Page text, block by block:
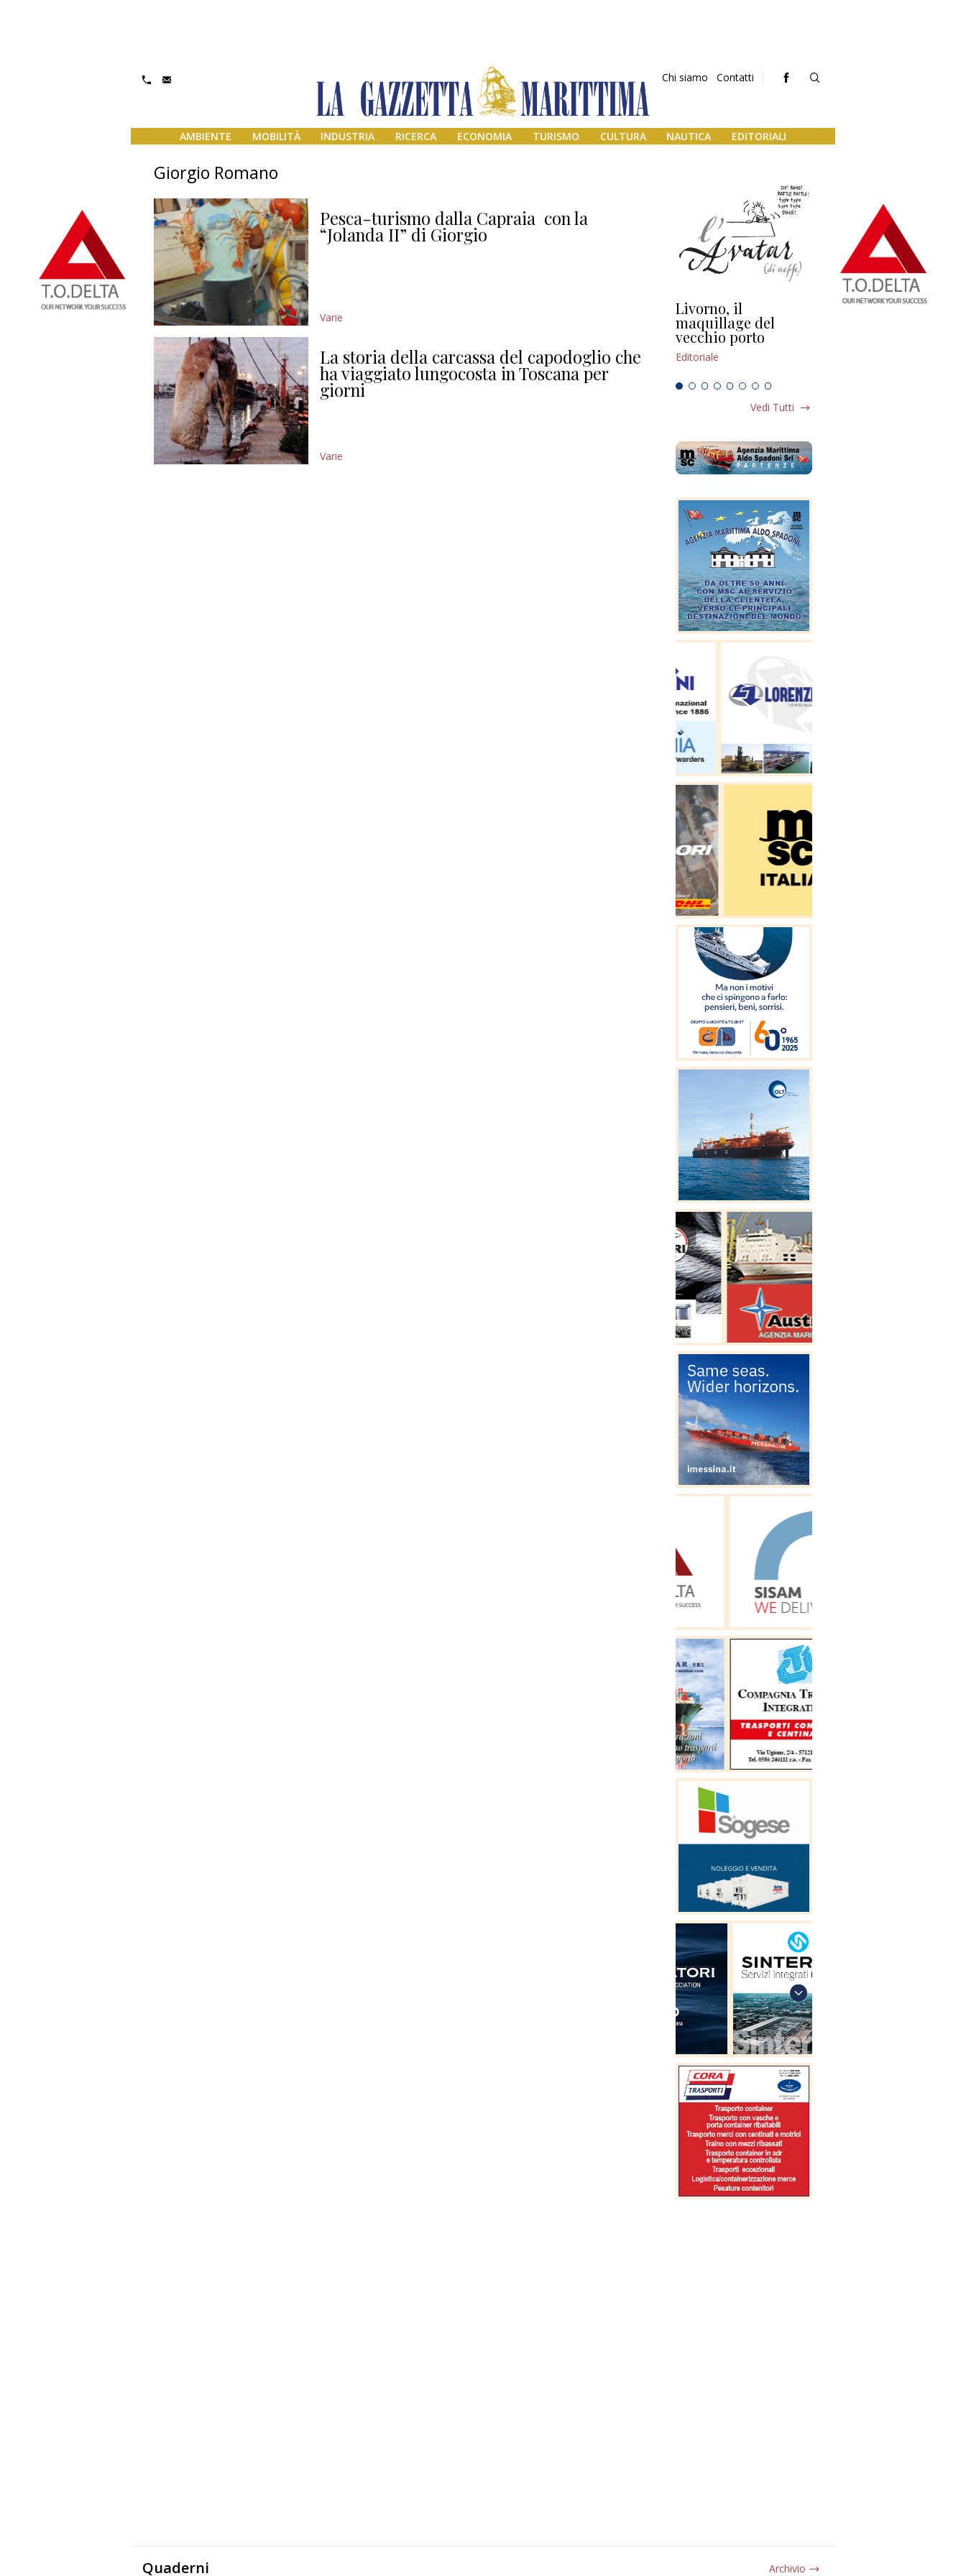
Chi siamo Contatti
AMBIENTE MOBILITÀ INDUSTRIA RICERCA ECONOMIA TURISMO CULTURA NAUTICA EDITORIALI
Giorgio Romano
Pesca-turismo dalla Capraia con la
“Jolanda II” di Giorgio
Varie
La storia della carcassa del capodoglio che
ha viaggiato lungocosta in Toscana per
giorni
Varie
Livorno, il
maquillage del
vecchio porto
Editoriale
L’uscita di scena di
Vedi Tutti
Quaderni Archivio